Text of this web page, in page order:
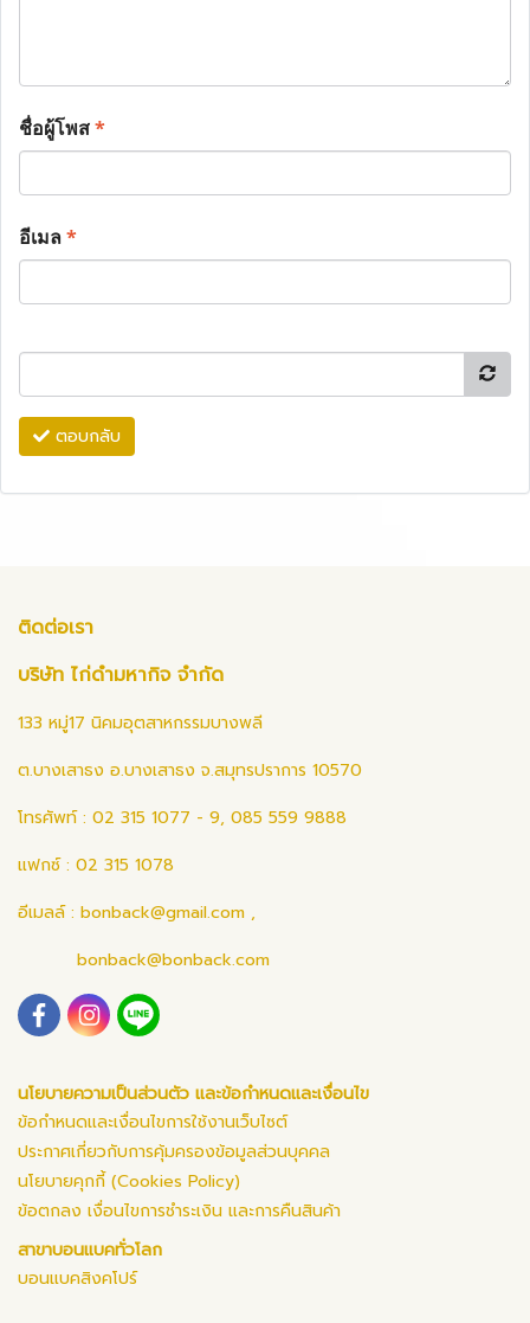
ชื่อผู้โพส*
อีเมล*
ตอบกลับ
ติดต่อเรา
บริษัท ไก่ดำมหากิจ จำกัด
133 หมู่17 นิคมอุตสาหกรรมบางพลี
ต.บางเสาธง อ.บางเสาธง จ.สมุทรปราการ 10570
โทรศัพท์ : 02 315 1077 - 9, 085 559 9888
แฟกซ์ : 02 315 1078
อีเมลล์ : bonback@gmail.com ,
bonback@bonback.com
นโยบายความเป็นส่วนตัว และข้อกำหนดและเงื่อนไข
ข้อกำหนดและเงื่อนไขการใช้งานเว็บไซต์
ประกาศเกี่ยวกับการคุ้มครองข้อมูลส่วนบุคคล
นโยบายคุกกี้ (Cookies Policy)
ข้อตกลง เงื่อนไขการชำระเงิน และการคืนสินค้า
สาขาบอนแบคทั่วโลก
บอนแบคสิงคโปร์